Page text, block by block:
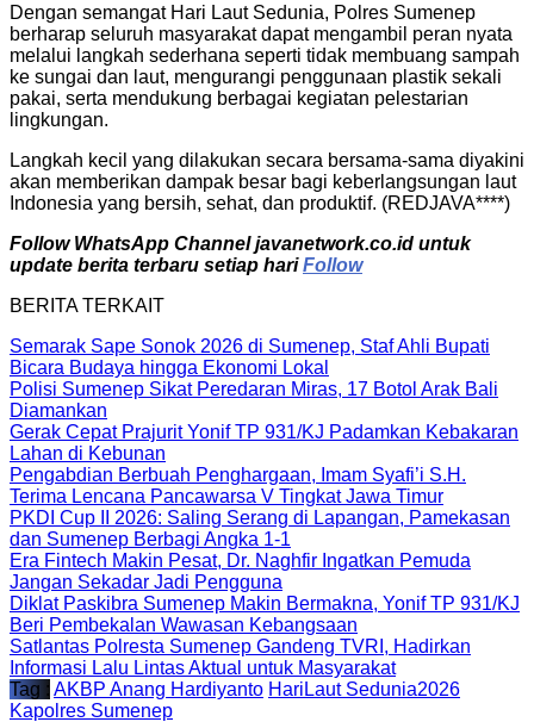
Dengan semangat Hari Laut Sedunia, Polres Sumenep
berharap seluruh masyarakat dapat mengambil peran nyata
melalui langkah sederhana seperti tidak membuang sampah
ke sungai dan laut, mengurangi penggunaan plastik sekali
pakai, serta mendukung berbagai kegiatan pelestarian
lingkungan.
Langkah kecil yang dilakukan secara bersama-sama diyakini
akan memberikan dampak besar bagi keberlangsungan laut
Indonesia yang bersih, sehat, dan produktif. (REDJAVA****)
Follow WhatsApp Channel javanetwork.co.id untuk
update berita terbaru setiap hariFollow
BERITA TERKAIT
Semarak Sape Sonok 2026 di Sumenep, Staf Ahli Bupati
Bicara Budaya hingga Ekonomi Lokal
Polisi Sumenep Sikat Peredaran Miras, 17 Botol Arak Bali
Diamankan
Gerak Cepat Prajurit Yonif TP 931/KJ Padamkan Kebakaran
Lahan di Kebunan
Pengabdian Berbuah Penghargaan, Imam Syafi’i S.H.
Terima Lencana Pancawarsa V Tingkat Jawa Timur
PKDI Cup II 2026: Saling Serang di Lapangan, Pamekasan
dan Sumenep Berbagi Angka 1-1
Era Fintech Makin Pesat, Dr. Naghfir Ingatkan Pemuda
Jangan Sekadar Jadi Pengguna
Diklat Paskibra Sumenep Makin Bermakna, Yonif TP 931/KJ
Beri Pembekalan Wawasan Kebangsaan
Satlantas Polresta Sumenep Gandeng TVRI, Hadirkan
Informasi Lalu Lintas Aktual untuk Masyarakat
Tag : AKBP Anang Hardiyanto HariLaut Sedunia2026
Kapolres Sumenep